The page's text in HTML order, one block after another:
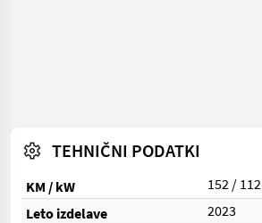
TEHNIČNI PODATKI
KM / kW
152 / 112
Leto izdelave
2023